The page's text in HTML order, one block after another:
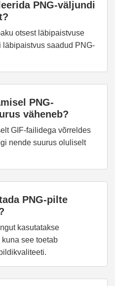
PNG-väljundi
otsest läbipaistvuse
läbipaistvus saadud PNG-
PNG-
väheneb?
GIF-failidega võrreldes
nende suurus oluliselt
PNG-pilte
kasutatakse
see toetab